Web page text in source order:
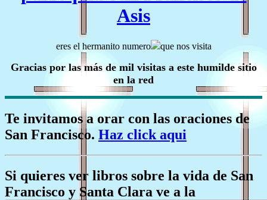
Asis
eres el hermanito numero que nos visita
Gracias por las más de mil visitas a este humilde sitio
en la red
Te invitamos a orar con las oraciones de
San Francisco. Haz click aqui
Si quieres ver libros sobre la vida de San
Francisco y Santa Clara ve a la